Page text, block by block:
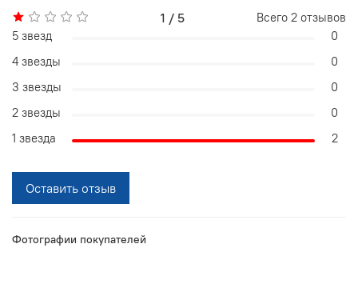
Фотографии покупателей
1 / 5 Всего 2 отзывов
5 звезд
0
4 звезды
0
3 звезды
0
2 звезды
0
1 звезда
2
Оставить отзыв